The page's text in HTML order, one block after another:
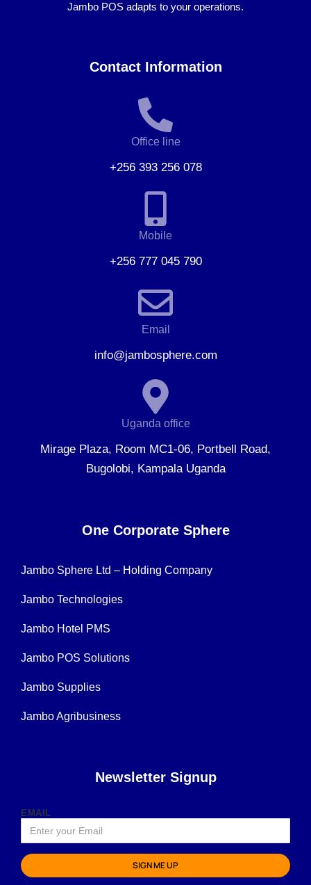
Jambo POS adapts to your operations.
Contact Information
Office line
+256 393 256 078
Mobile
+256 777 045 790
Email
info@jambosphere.com
Uganda office
Mirage Plaza, Room MC1-06, Portbell Road,
Bugolobi, Kampala Uganda
One Corporate Sphere
Jambo Sphere Ltd – Holding Company
Jambo Technologies
Jambo Hotel PMS
Jambo POS Solutions
Jambo Supplies
Jambo Agribusiness
Newsletter Signup
EMAIL
SIGN ME UP